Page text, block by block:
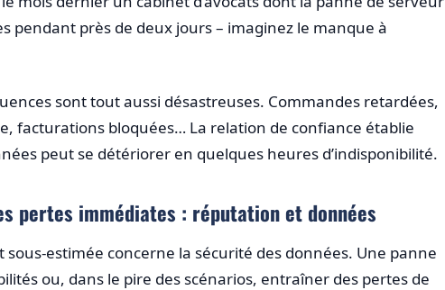
pendant près de deux jours – imaginez le manque à
sont tout aussi désastreuses. Commandes retardées,
facturations bloquées… La relation de confiance établie
peut se détériorer en quelques heures d’indisponibilité.
pertes immédiates : réputation et données
estimée concerne la sécurité des données. Une panne
ou, dans le pire des scénarios, entraîner des pertes de